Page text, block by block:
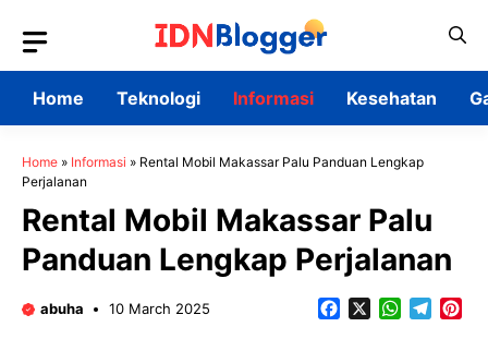
content
Home
Teknologi Informasi Kesehatan
Home » Informasi » Rental Mobil Makassar Palu Panduan Lengkap
Perjalanan
Rental Mobil Makassar Palu
Panduan Lengkap Perjalanan
abuha 10 March 2025 FacebookWhatsApp